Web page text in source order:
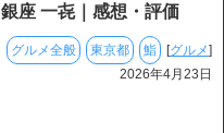
銀座 一㐂｜感想・評価
グルメ全般 東京都 鮨 [グルメ]
2026年4月23日